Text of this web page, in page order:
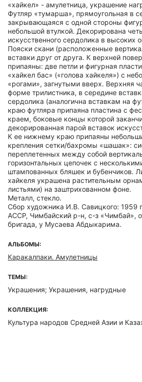
«хайкел» - амулетница, украшение
Футляр «тумарша», прямоугольная в
закрывающаяся с одной стороны
небольшой втулкой. Декорирована
искусственного сердолика в высоких
Пояски скани (расположенные
вставки друг от друга. К верхней
припаяны: две петли и фигурная
«хайкел бас» («голова хайкеля») с
«рогами», загнутыми вверх. Верхняя
форме трилистника, в середине
сердолика (аналогична вставкам на
краю футляра припаяна пластина с
краем, боковые концы которой
декорированная парой вставок
К ее нижнему краю припаяны
крепления сетки/бахромы «шашак»:
переплетенных между собой
горизонтальных цепочек с
штампованных бляшек и бубенчиков.
хайкеля украшена растительным
листьями) на заштрихованном фоне.
Металл, стекло.
Сбор художника И.В. Савицкого: 1959
АССР, Чимбайский р-н, с-з «Чимбай»,
бригада, у Мусаева Абдыкарима.
АЛЬБОМЫ:
Каракалпаки. Амулетницы
ТЕМЫ:
Украшения; Украшения, нагрудные
КОЛЛЕКЦИЯ:
Культура народов Средней Азии и